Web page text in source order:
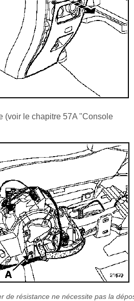
(voir le chapitre 57A "Console
de résistance ne nécessite pas la